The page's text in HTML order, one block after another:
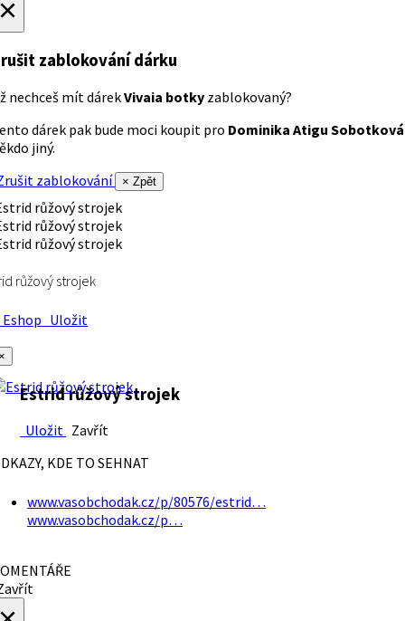
zablokování dárku
nechceš mít dárekVivaia botky zablokovaný?
dárek pak bude moci koupit pro Dominika Atigu Sobotková
jiný.
zablokování
× Zpět
růžový strojek
Uložit
Estrid růžový strojek
Uložit Zavřít
KDE TO SEHNAT
www.vasobchodak.cz/p/80576/estrid…
www.vasobchodak.cz/p…